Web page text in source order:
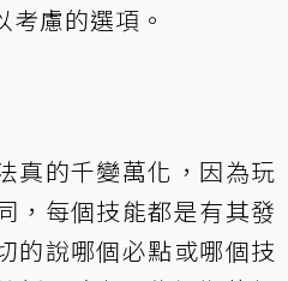
慮的選項。
真的千變萬化，因為玩
，每個技能都是有其發
的說哪個必點或哪個技